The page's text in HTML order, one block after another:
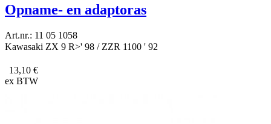
Opname- en adaptoras
Art.nr.: 11 05 1058
Kawasaki ZX 9 R>' 98 / ZZR 1100 ' 92
13,10 €
ex BTW